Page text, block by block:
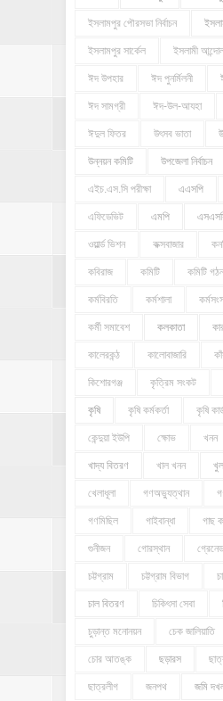
ইসলামপুর পৌরসভা নির্বাচন
ইসলামপুর সার্কেল ইসলামী
ঈদ উপহার ঈদ পুনর্মিলনী
ঈদ সামগ্রী ঈদ-উল-আযহা
ঈদুল ফিতর উৎসব ভাতা
উন্নয়ন কমিটি উপজেলা নির্বাচন
এইচ.এস.সি পরীক্ষা এএসপি
এফিডেভিট এমপি
ওয়ার্ল্ড ভিশন কক্সবাজার
কবিরাজ কমিটি কমিটি গঠন
কর্মবিরতি কর্মশালা
কর্মী সমাবেশ কলকাতা
কালেরকন্ঠ কালোবাজারি
কিশোরগঞ্জ কৃত্রিম সংকট
কৃষি কৃষি কর্মকর্তা কৃষি
কেন্দুয়া ইউপি ক্ষোভ খনন
খাদ্য বিতরণ খাল খনন
খেলাধূলা গণঅভ্যুত্থান
গণমিছিল গাইবান্ধা গাছ
গুনীজন গোরস্থান গ্রেনেড
চট্টগ্রাম চট্টগ্রাম বিভাগ
চাল বিতরণ চিকিৎসা সেবা
চুড়ান্ত মনোনয়ন চেক জালিয়াতি
চোর আতঙ্ক ছড়ারস
ছাত্রলীগ জনপথ জমি